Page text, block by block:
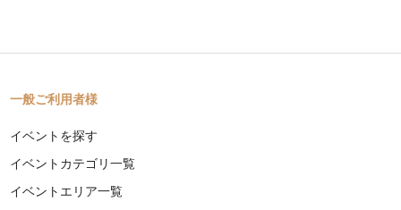
一般ご利用者様
イベントを探す
イベントカテゴリ一覧
イベントエリア一覧